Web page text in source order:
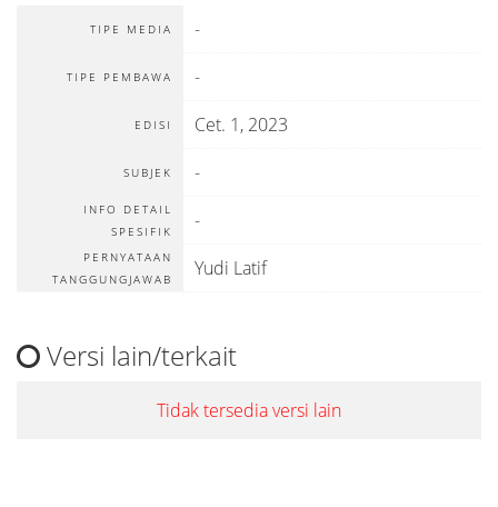
TIPE MEDIA -
TIPE PEMBAWA -
EDISI Cet. 1, 2023
SUBJEK -
INFO DETAIL
SPESIFIK
-
PERNYATAAN
TANGGUNGJAWAB
Yudi Latif
Versi lain/terkait
Tidak tersedia versi lain